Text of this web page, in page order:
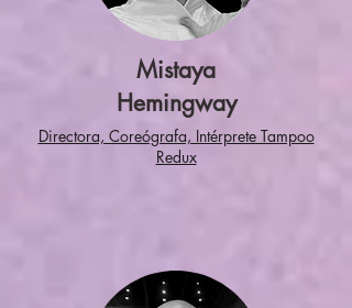
Mistaya
Hemingway
Directora, Coreógrafa, Intérprete Tampoo
Redux